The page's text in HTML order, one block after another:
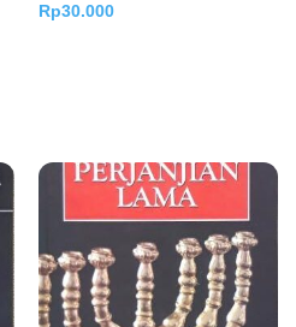
Rp30.000